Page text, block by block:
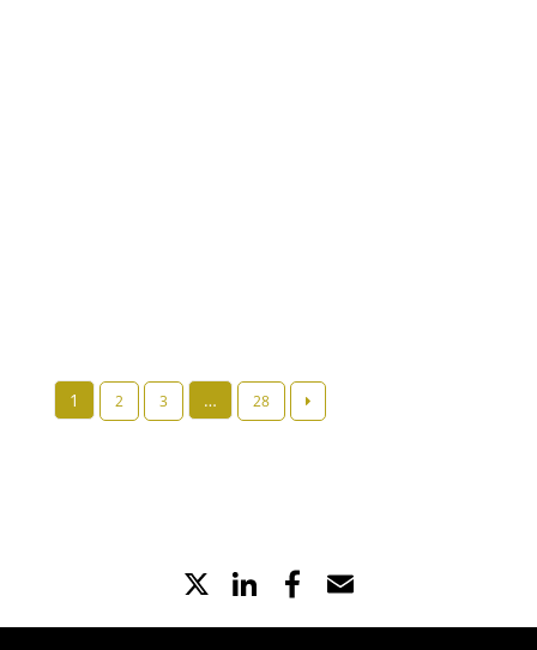
Paginação
dos
1 2 3 … 28
X LinkedIn
Partilhe
no